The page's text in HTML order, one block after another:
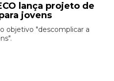
lança projeto de
jovens
objetivo "descomplicar a